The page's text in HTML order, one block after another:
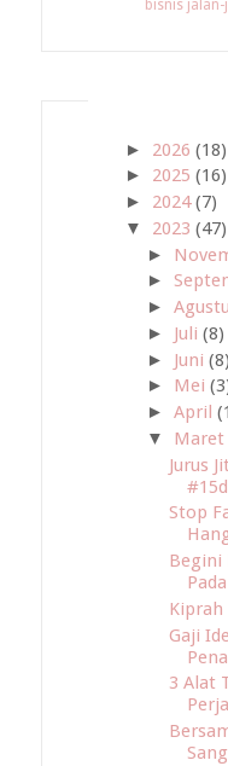
bisnis jalan-
► 2026 (18)
► 2025 (16)
► 2024 (7)
▼ 2023 (47)
►
►
►
► Juli (8)
► Juni (8)
► Mei
► April
▼ Maret
Jurus
Stop
Begini
Kiprah
Gaji
3 Alat